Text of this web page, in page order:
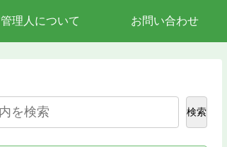
管理人について お問い合わせ
検索